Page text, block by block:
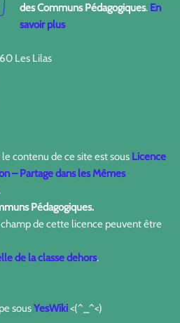
des Communs Pédagogiques. En
savoir plus
Les Lilas
contenu de ce site est sous Licence
– Partage dans les Mêmes
Pédagogiques.
de cette licence peuvent être
de la classe dehors.
sousYesWiki<(^_^<)